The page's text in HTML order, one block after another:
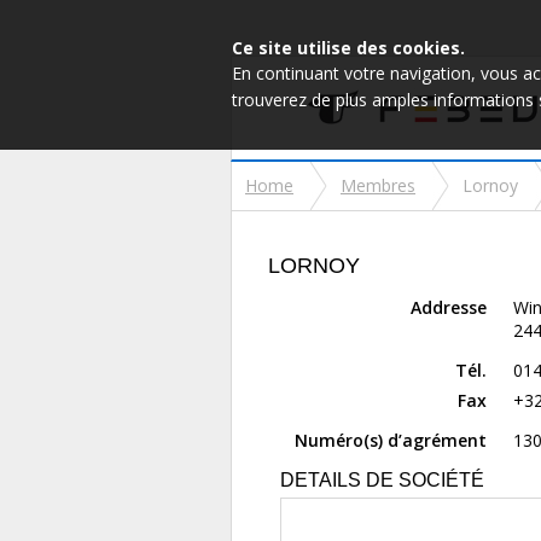
Home Membres Lornoy
LORNOY
Addresse
Tél.
Fax
Numéro(s) d’agrément
DETAILS DE SOCIÉTÉ
Ce site utilise des cookies.
En continuant votre navigation, vous
trouverez de plus amples informations